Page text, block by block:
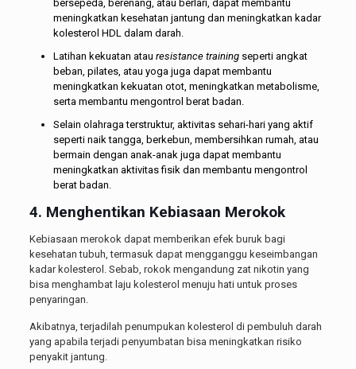
bersepeda, berenang, atau berlari, dapat membantu
meningkatkan kesehatan jantung dan meningkatkan kadar
kolesterol HDL dalam darah.
Latihan kekuatan atau resistance trainingseperti angkat
beban, pilates, atau yoga juga dapat membantu
meningkatkan kekuatan otot, meningkatkan metabolisme,
serta membantu mengontrol berat badan.
Selain olahraga terstruktur, aktivitas sehari-hari yang aktif
seperti naik tangga, berkebun, membersihkan rumah, atau
bermain dengan anak-anak juga dapat membantu
meningkatkan aktivitas fisik dan membantu mengontrol
berat badan.
4. Menghentikan Kebiasaan Merokok
Kebiasaan merokok dapat memberikan efek buruk bagi
kesehatan tubuh, termasuk dapat mengganggu keseimbangan
kadar kolesterol. Sebab, rokok mengandung zat nikotin yang
bisa menghambat laju kolesterol menuju hati untuk proses
penyaringan.
Akibatnya, terjadilah penumpukan kolesterol di pembuluh darah
yang apabila terjadi penyumbatan bisa meningkatkan risiko
penyakit jantung.